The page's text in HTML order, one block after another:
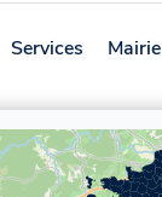
Services Mairie